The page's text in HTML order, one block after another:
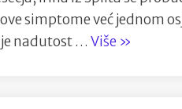
simptome već jednom
nadutost … Više “6
»